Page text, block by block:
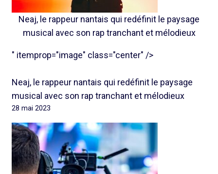
Neaj, le rappeur nantais qui redéfinit le paysage
musical avec son rap tranchant et mélodieux
" itemprop="image" class="center" />
Neaj, le rappeur nantais qui redéfinit le paysage
musical avec son rap tranchant et mélodieux
28 mai 2023